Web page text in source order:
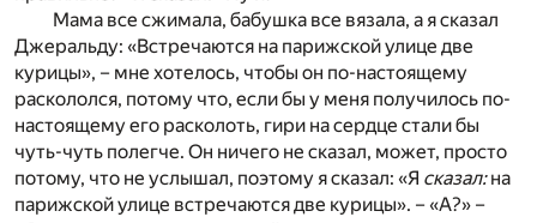
Мама все сжимала, бабушка все вязала, а я сказал
Джеральду: «Встречаются на парижской улице две
курицы», – мне хотелось, чтобы он по-настоящему
раскололся, потому что, если бы у меня получилось по-
настоящему его расколоть, гири на сердце стали бы
чуть-чуть полегче. Он ничего не сказал, может, просто
потому, что не услышал, поэтому я сказал: «Я сказал:на
парижской улице встречаются две курицы». – «А?» –